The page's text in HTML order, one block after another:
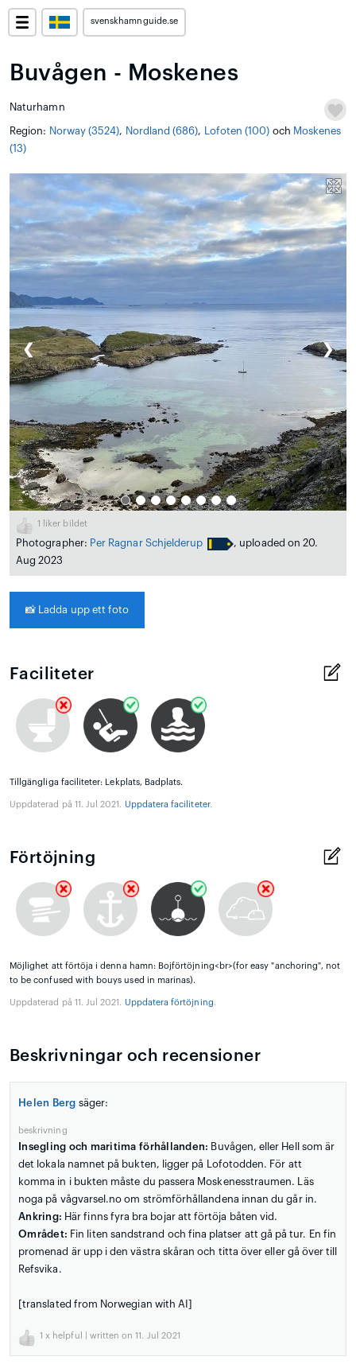
svenskhamnguide.se
Buvågen - Moskenes
Naturhamn
Region: Norway (3524), Nordland (686), Lofoten (100) och Moskenes
(13)
❮ ❯
1 liker bildet
Photographer: Per Ragnar Schjelderup
, uploaded on 20.
Aug 2023
📸 Ladda upp ett foto
Faciliteter
Tillgängliga faciliteter: Lekplats, Badplats.
Uppdaterad på 11. Jul 2021. Uppdatera faciliteter.
Förtöjning
Möjlighet att förtöja i denna hamn: Bojförtöjning<br>(for easy "anchoring", not
to be confused with bouys used in marinas).
Uppdaterad på 11. Jul 2021. Uppdatera förtöjning.
Beskrivningar och recensioner
Helen Berg säger:
beskrivning
Insegling och maritima förhållanden: Buvågen, eller Hell som är
det lokala namnet på bukten, ligger på Lofotodden. För att
komma in i bukten måste du passera Moskenesstraumen. Läs
noga på vågvarsel.no om strömförhållandena innan du går in.
Ankring: Här finns fyra bra bojar att förtöja båten vid.
Området: Fin liten sandstrand och fina platser att gå på tur. En fin
promenad är upp i den västra skåran och titta över eller gå över till
Refsvika.
[translated from Norwegian with AI]
1 x helpful | written on 11. Jul 2021